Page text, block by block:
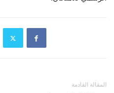
المقالة القادمة